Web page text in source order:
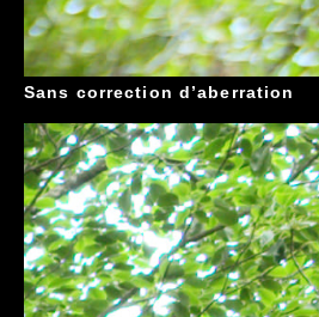
Sans correction d’aberration